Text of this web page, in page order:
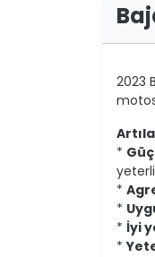
2023
*
*
*
* İyi
*